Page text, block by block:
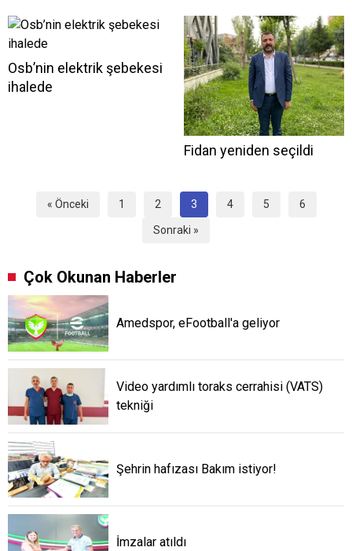
Osb’nin elektrik şebekesi
ihalede
Fidan yeniden seçildi
« Önceki 1 2 3 4 5 6
Sonraki »
Çok Okunan Haberler
Amedspor, eFootball'a geliyor
Video yardımlı toraks cerrahisi (VATS)
tekniği
Şehrin hafızası Bakım istiyor!
İmzalar atıldı